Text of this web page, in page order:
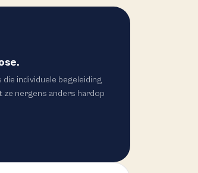
individuele begeleiding
ze nergens anders hardop